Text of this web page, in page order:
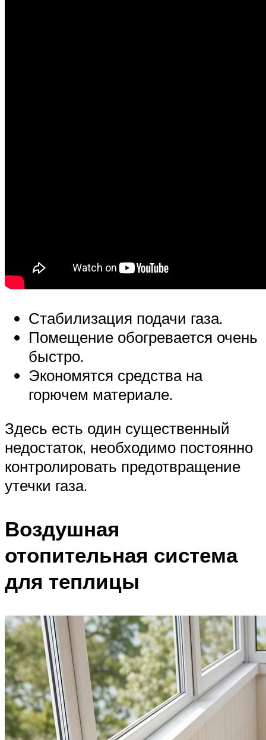
Стабилизация подачи газа.
Помещение обогревается очень
быстро.
Экономятся средства на
горючем материале.
Здесь есть один существенный
недостаток, необходимо постоянно
контролировать предотвращение
утечки газа.
Воздушная
отопительная система
для теплицы